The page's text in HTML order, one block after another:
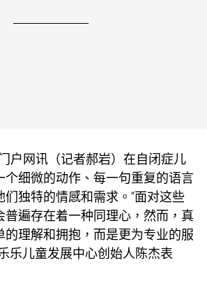
户网讯（记者郝岩）在自闭症儿
个细微的动作、每一句重复的语言
们独特的情感和需求。“面对这些
普遍存在着一种同理心，然而，真
的理解和拥抱，而是更为专业的服
乐儿童发展中心创始人陈杰表